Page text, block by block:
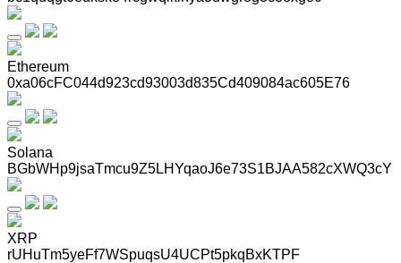
Ethereum
0xa06cFC044d923cd93003d835Cd409084ac605E76
Solana
BGbWHp9jsaTmcu9Z5LHYqaoJ6e73S1BJAA582cXWQ3cY
XRP
rUHuTm5yeFf7WSpuqsU4UCPt5pkqBxKTPF